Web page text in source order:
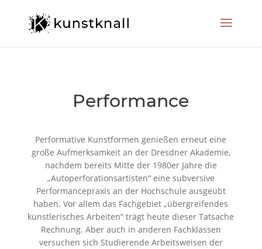
Performance
Performative Kunstformen genießen erneut eine
große Aufmerksamkeit an der Dresdner Akademie,
nachdem bereits Mitte der 1980er Jahre die
„Autoperforationsartisten“ eine subversive
Performancepraxis an der Hochschule ausgeübt
haben. Vor allem das Fachgebiet „übergreifendes
künstlerisches Arbeiten“ trägt heute dieser Tatsache
Rechnung. Aber auch in anderen Fachklassen
versuchen sich Studierende Arbeitsweisen der